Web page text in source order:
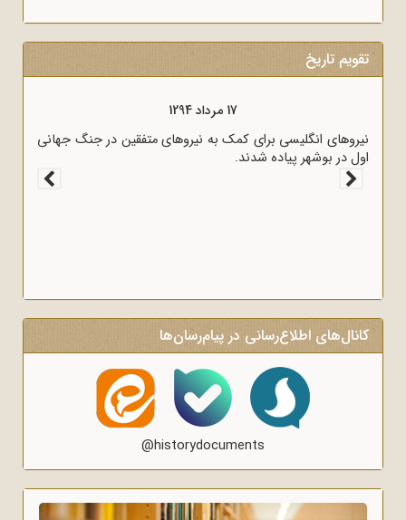
تقویم تاریخ
17 مرداد 1294
نیروهای انگلیسی برای کمک به نیروهای متفقین در جنگ جهانی
اول در بوشهر پیاده شدند.
به وسیله
کانال‌های اطلاع‌رسانی در پیام‌رسان‌ها
@historydocuments